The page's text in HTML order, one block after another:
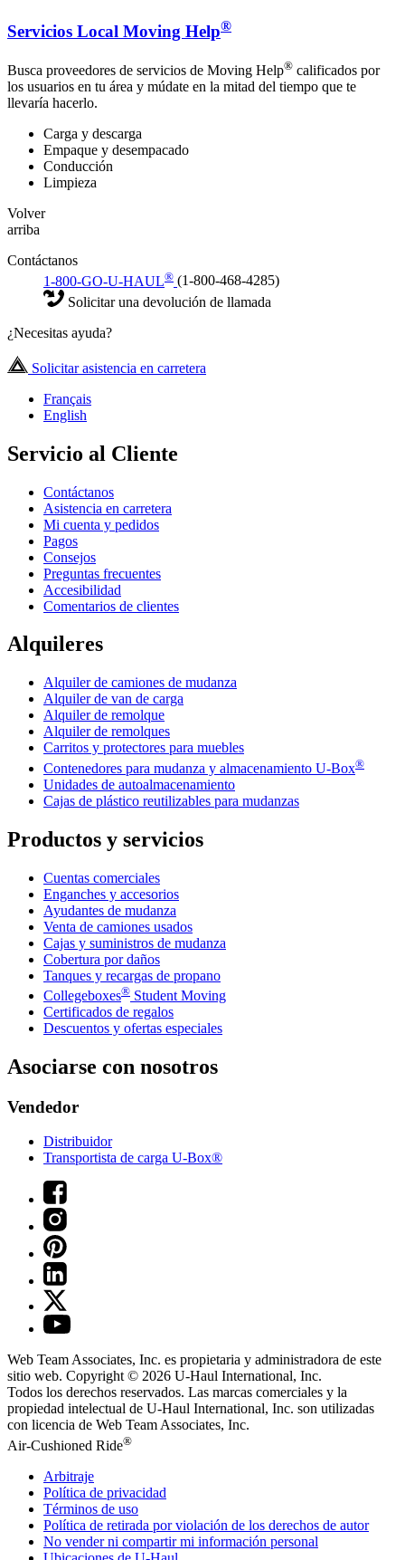
Servicios Local Moving Help®
Busca proveedores de servicios de Moving Help® calificados por
los usuarios en tu área y múdate en la mitad del tiempo que te
llevaría hacerlo.
Carga y descarga
Empaque y desempacado
Conducción
Limpieza
Volver
arriba
Contáctanos
1-800-GO-U-HAUL® (1-800-468-4285)
Solicitar una devolución de llamada
¿Necesitas ayuda?
Solicitar asistencia en carretera
Français
English
Servicio al Cliente
Contáctanos
Asistencia en carretera
Mi cuenta y pedidos
Pagos
Consejos
Preguntas frecuentes
Accesibilidad
Comentarios de clientes
Alquileres
Alquiler de camiones de mudanza
Alquiler de van de carga
Alquiler de remolque
Alquiler de remolques
Carritos y protectores para muebles
Contenedores para mudanza y almacenamiento U-Box®
Unidades de autoalmacenamiento
Cajas de plástico reutilizables para mudanzas
Productos y servicios
Cuentas comerciales
Enganches y accesorios
Ayudantes de mudanza
Venta de camiones usados
Cajas y suministros de mudanza
Cobertura por daños
Tanques y recargas de propano
Collegeboxes® Student Moving
Certificados de regalos
Descuentos y ofertas especiales
Asociarse con nosotros
Vendedor
Distribuidor
Transportista de carga U-Box®
Web Team Associates, Inc. es propietaria y administradora de este
sitio web. Copyright © 2026 U-Haul International, Inc.
Todos los derechos reservados. Las marcas comerciales y la
propiedad intelectual de U-Haul International, Inc. son utilizadas
con licencia de Web Team Associates, Inc.
Air-Cushioned Ride®
Arbitraje
Política de privacidad
Términos de uso
Política de retirada por violación de los derechos de autor
No vender ni compartir mi información personal